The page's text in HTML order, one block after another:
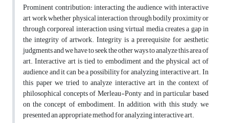
Prominent contribution: interacting the audience with interactive
art work whether physical interaction through bodily proximity or
through corporeal interaction using virtual media creates a gap in
the integrity of artwork. Integrity is a prerequisite for aesthetic
judgments and we have to seek the other ways to analyze this area of
art. Interactive art is tied to embodiment and the physical act of
audience and it can be a possibility for analyzing interactive art. In
this paper we tried to analyze interactive art in the context of
philosophical concepts of Merleau-Ponty and in particular based
on the concept of embodiment. In addition, with this study, we
presented an appropriate method for analyzing interactive art.